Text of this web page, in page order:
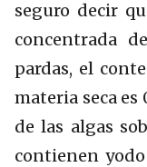
seguro decir
concentrada
pardas, el
materia seca es
de las algas
contienen